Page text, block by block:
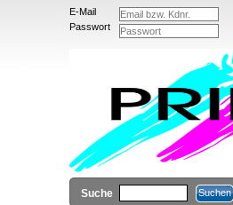
E-Mail
Passwort
Suche